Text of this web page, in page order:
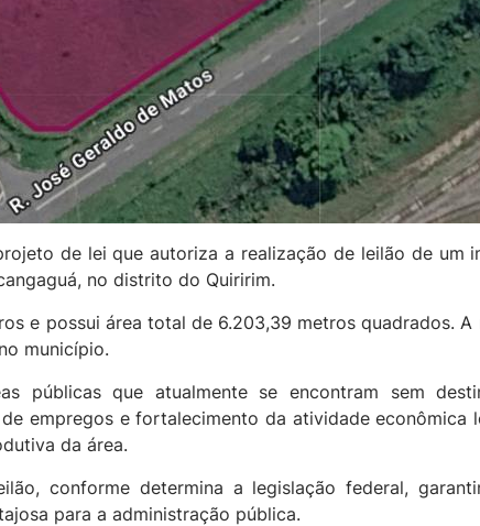
de lei que autoriza a realização de leilão de um
no distrito do Quiririm.
e possui área total de 6.203,39 metros quadrados. A
município.
públicas que atualmente se encontram sem
empregos e fortalecimento da atividade econômica
da área.
conforme determina a legislação federal,
para a administração pública.